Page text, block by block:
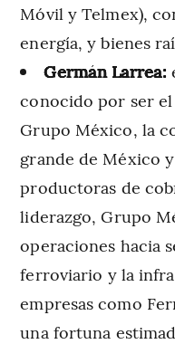
Móvil y Telmex),
energía, y bienes
Germán Larrea:
conocido por ser
Grupo México, la
grande de México
productoras de
liderazgo, Grupo
operaciones hacia
ferroviario y la
empresas como
una fortuna